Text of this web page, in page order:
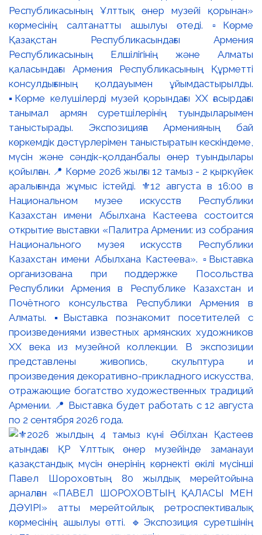
Республикасының Ұлттық өнер музейі қорынан»
көрмесінің салтанатты ашылуы өтеді. ▫️Көрме
Қазақстан Республикасындағы Армения
Республикасының Елшілігінің және Алматы
қаласындағы Армения Республикасының Құрметті
консулдығының қолдауымен ұйымдастырылды.
▪️Көрме келушілерді музей қорындағы ХХ ғасырдағы
танымал армян суретшілерінің туындыларымен
таныстырады. Экспозицияға Арменияның бай
көркемдік дәстүрлерімен таныстыратын кескіндеме,
мүсін және сәндік-қолданбалы өнер туындылары
қойылған. 📍 Көрме 2026 жылғы 12 тамыз - 2 қыркүйек
аралығында жұмыс істейді. ⚜️12 августа в 16:00 в
Национальном музее искусств Республики
Казахстан имени Абылхана Кастеева состоится
открытие выставки «Палитра Армении: из собрания
Национального музея искусств Республики
Казахстан имени Абылхана Кастеева». ▫️Выставка
организована при поддержке Посольства
Республики Армения в Республике Казахстан и
Почётного консульства Республики Армения в
Алматы. ▪️Выставка познакомит посетителей с
произведениями известных армянских художников
XX века из музейной коллекции. В экспозиции
представлены живопись, скульптура и
произведения декоративно-прикладного искусства,
отражающие богатство художественных традиций
Армении. 📍 Выставка будет работать с 12 августа
по 2 сентября 2026 года.